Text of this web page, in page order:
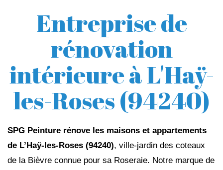
Entreprise de
rénovation
intérieure à L'Haÿ-
les-Roses (94240)
SPG Peinture rénove les maisons et appartements
de L’Haÿ-les-Roses (94240), ville-jardin des coteaux
de la Bièvre connue pour sa Roseraie. Notre marque de